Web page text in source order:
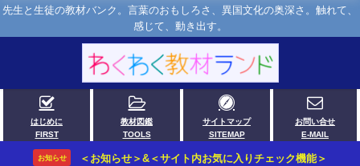
先生と生徒の教材バンク。言葉のおもしろさ、異国文化の奥深さ。触れて、
感じて、動き出す。
はじめに
FIRST
教材図鑑
TOOLS
サイトマップ
SITEMAP
お問い合せ
E-MAIL
お知らせ ＜お知らせ＞&＜サイト内お気に入りチェック機能＞